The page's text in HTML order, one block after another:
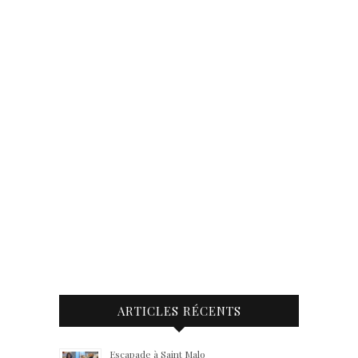
ARTICLES RÉCENTS
Escapade à Saint Malo